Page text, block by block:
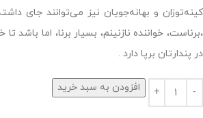
کینه‌توزان و بهانه‌جویان نیز می‌توانند جای
،برناست، خواننده نازنینم، بسیار برنا، اما باشد
در پندارتان برپا دارد .
افزودن به سبد خرید